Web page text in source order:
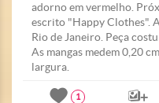
adorno em vermelho.
escrito "Happy Clothes".
Rio de Janeiro. Peça
As mangas medem 0,20
largura.
1